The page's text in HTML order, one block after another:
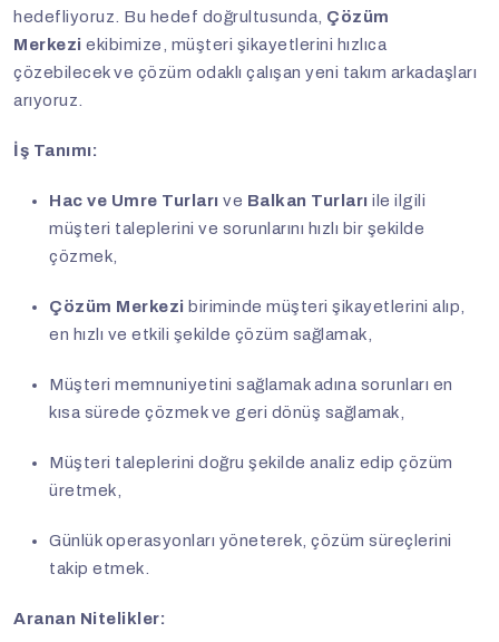
hedefliyoruz. Bu hedef doğrultusunda, Çözüm
Merkezi ekibimize, müşteri şikayetlerini hızlıca
çözebilecek ve çözüm odaklı çalışan yeni takım arkadaşları
arıyoruz.
İş Tanımı:
Hac ve Umre Turları ve Balkan Turları ile ilgili
müşteri taleplerini ve sorunlarını hızlı bir şekilde
çözmek,
Çözüm Merkezi biriminde müşteri şikayetlerini alıp,
en hızlı ve etkili şekilde çözüm sağlamak,
Müşteri memnuniyetini sağlamak adına sorunları en
kısa sürede çözmek ve geri dönüş sağlamak,
Müşteri taleplerini doğru şekilde analiz edip çözüm
üretmek,
Günlük operasyonları yöneterek, çözüm süreçlerini
takip etmek.
Aranan Nitelikler: